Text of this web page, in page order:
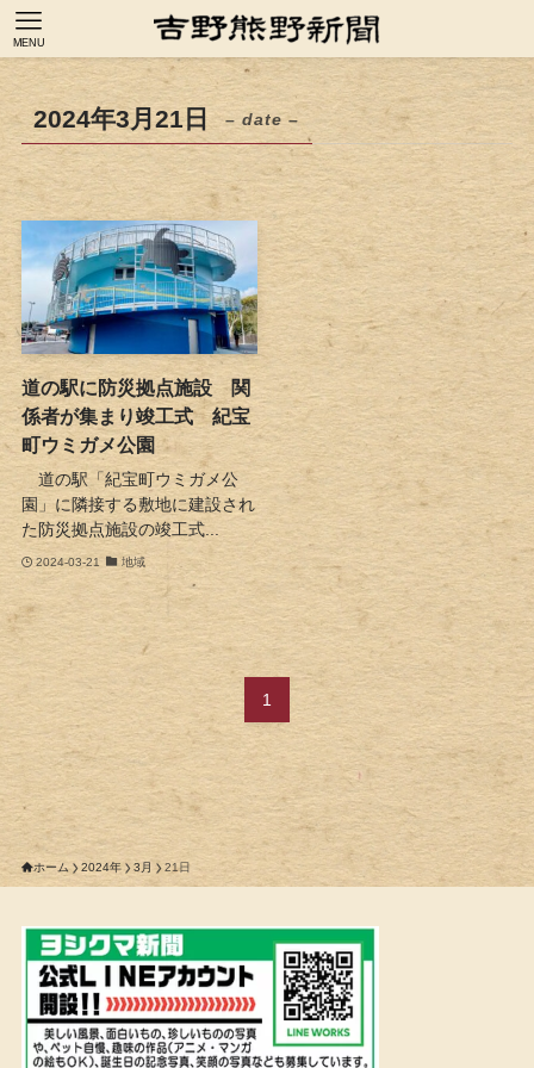
MENU
2024年3月21日 – date –
道の駅に防災拠点施設 関
係者が集まり竣工式 紀宝
町ウミガメ公園
道の駅「紀宝町ウミガメ公
園」に隣接する敷地に建設され
た防災拠点施設の竣工式...
2024-03-21 地域
1
ホーム 2024年 3月 21日